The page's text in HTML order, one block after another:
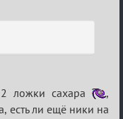
2 ложки сахара
,
есть ли ещё ники на